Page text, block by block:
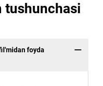
tushunchasi
foyda